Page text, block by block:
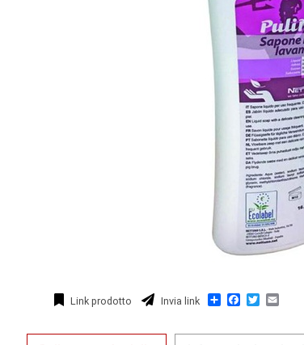
Link prodotto Invia link Condividi
Facebook
Twitter
Email